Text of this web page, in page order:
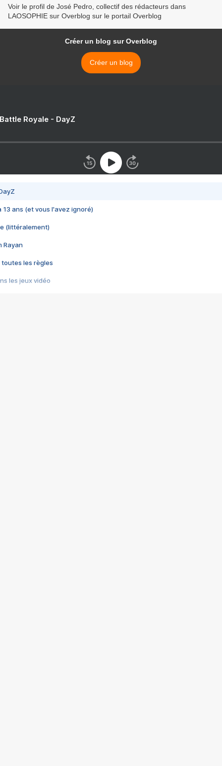
Voir le profil de José Pedro, collectif des rédacteurs dans
LAOSOPHIE sur Overblog sur le portail Overblog
Créer un blog sur Overblog
Créer un blog
Royale - DayZ
13 ans (et vous l'avez ignoré)
(littéralement)
Rayan
toutes les règles
les jeux vidéo